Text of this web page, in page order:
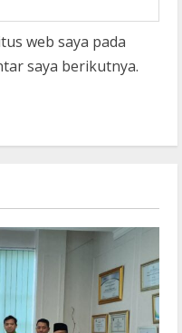
web saya pada
saya berikutnya.